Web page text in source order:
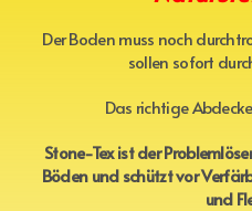
Der Boden muss noch
sollen sofort
Das richtige
Stone-Tex ist der
Böden und schützt vor
und